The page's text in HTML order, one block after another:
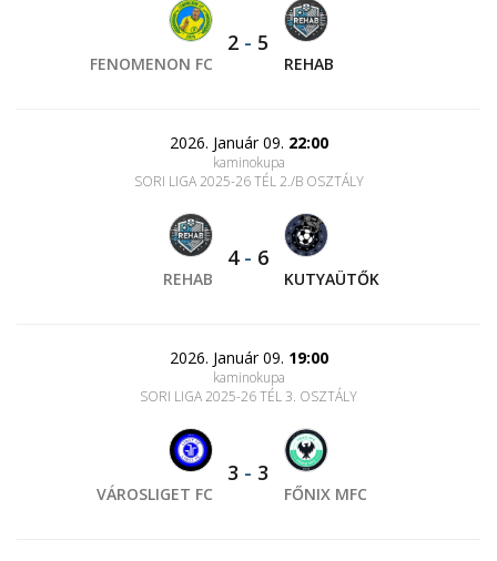
FENOMENON FC
2 - 5
REHAB
2026. Január 09. 22:00
kaminokupa
SORI LIGA 2025-26 TÉL 2./B OSZTÁLY
REHAB
4- 6
KUTYAÜTŐK
2026. Január 09. 19:00
kaminokupa
SORI LIGA 2025-26 TÉL 3. OSZTÁLY
VÁROSLIGET FC
3 - 3
FŐNIX MFC